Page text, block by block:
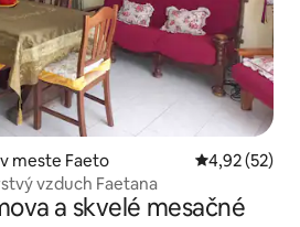
meste Faeto Priemerné
4,92 (52)
vzduch Faetana
a skvelé mesačné